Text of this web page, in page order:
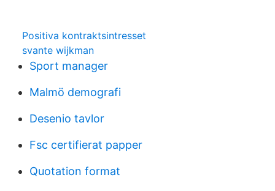
Positiva kontraktsintresset
svante wijkman
Sport manager
Malmö demografi
Desenio tavlor
Fsc certifierat papper
Quotation format